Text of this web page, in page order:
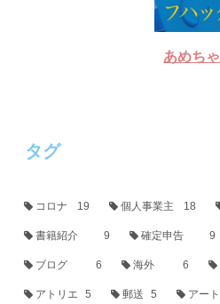
あめち
タグ
コロナ 19 個人事業主 18
書籍紹介 9 確定申告 9
ブログ 6 海外 6
アトリエ 5 郵送 5 アー